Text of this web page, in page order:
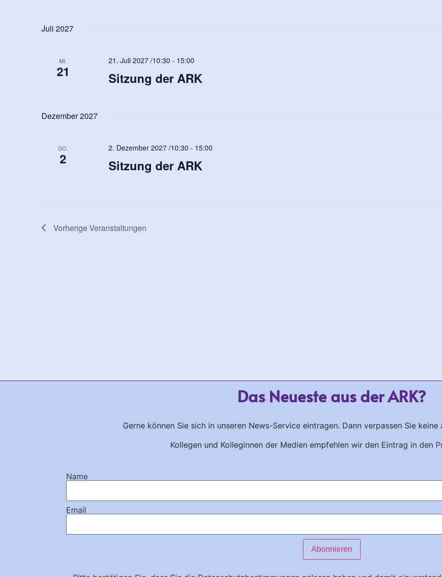
Juli 2027
MI.
21 Sitzung der ARK
21. Juli 2027 /10:30 - 15:00
Dezember 2027
DO.
2 Sitzung der ARK
2. Dezember 2027 /10:30 - 15:00
VorherigeVeranstaltungen
Das Neueste aus der ARK?
Gerne können Sie sich in unseren News-Service eintragen. Dann verpassen Sie
Kollegen und Kolleginnen der Medien empfehlen wir den Eintrag in den
Name
Email